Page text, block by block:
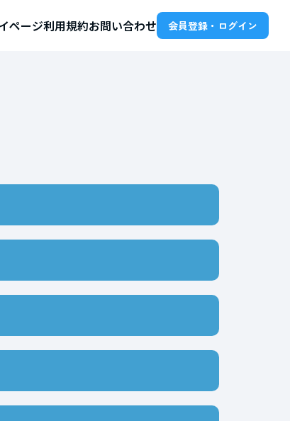
ページ利用規約お問い合わせ 会員登録・ログイン